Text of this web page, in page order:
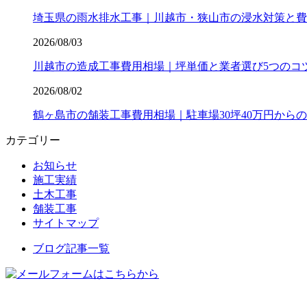
埼玉県の雨水排水工事｜川越市・狭山市の浸水対策と
2026/08/03
川越市の造成工事費用相場｜坪単価と業者選び5つのコ
2026/08/02
鶴ヶ島市の舗装工事費用相場｜駐車場30坪40万円から
カテゴリー
お知らせ
施工実績
土木工事
舗装工事
サイトマップ
ブログ記事一覧